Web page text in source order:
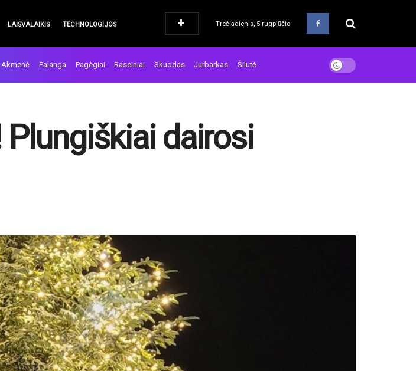
LAISVALAIKIS TECHNOLOGIJOS Trečiadienis, 5 rugpjūčio
Akmenė Palanga Pagėgiai Raseiniai Skuodas Jurbarkas Šilutė
dairosi